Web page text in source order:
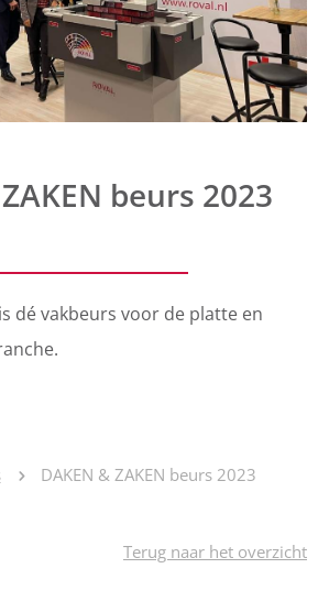
beurs 2023
is dé vakbeurs voor de platte en
DAKEN & ZAKEN beurs 2023
Terug naar het overzicht